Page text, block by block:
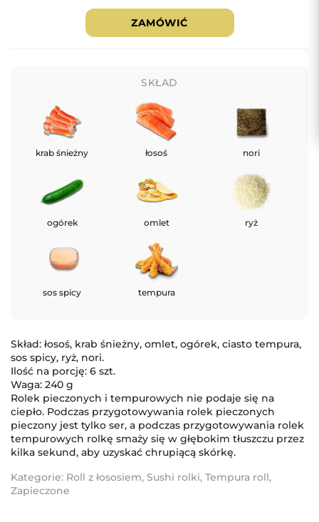
ZAMÓWIĆ
SKŁAD
krab śnieżny łosoś nori
ogórek omlet ryż
sos spicy tempura
Skład: łosoś, krab śnieżny, omlet, ogórek, ciasto tempura,
sos spicy, ryż, nori.
Ilość na porcję: 6 szt.
Waga: 240 g
Rolek pieczonych i tempurowych nie podaje się na
ciepło. Podczas przygotowywania rolek pieczonych
pieczony jest tylko ser, a podczas przygotowywania rolek
tempurowych rolkę smaży się w głębokim tłuszczu przez
kilka sekund, aby uzyskać chrupiącą skórkę.
Kategorie: Roll z łososiem, Sushi rolki, Tempura roll,
Zapieczone